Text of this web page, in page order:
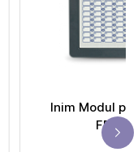
Inim Modul